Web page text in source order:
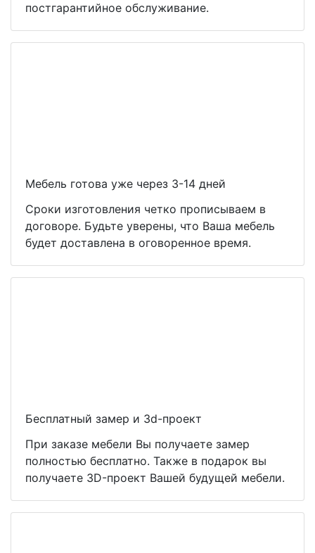
постгарантийное обслуживание.
Мебель готова уже через 3-14 дней
Сроки изготовления четко прописываем в
договоре. Будьте уверены, что Ваша мебель
будет доставлена в оговоренное время.
Бесплатный замер и 3d-проект
При заказе мебели Вы получаете замер
полностью бесплатно. Также в подарок вы
получаете 3D-проект Вашей будущей мебели.